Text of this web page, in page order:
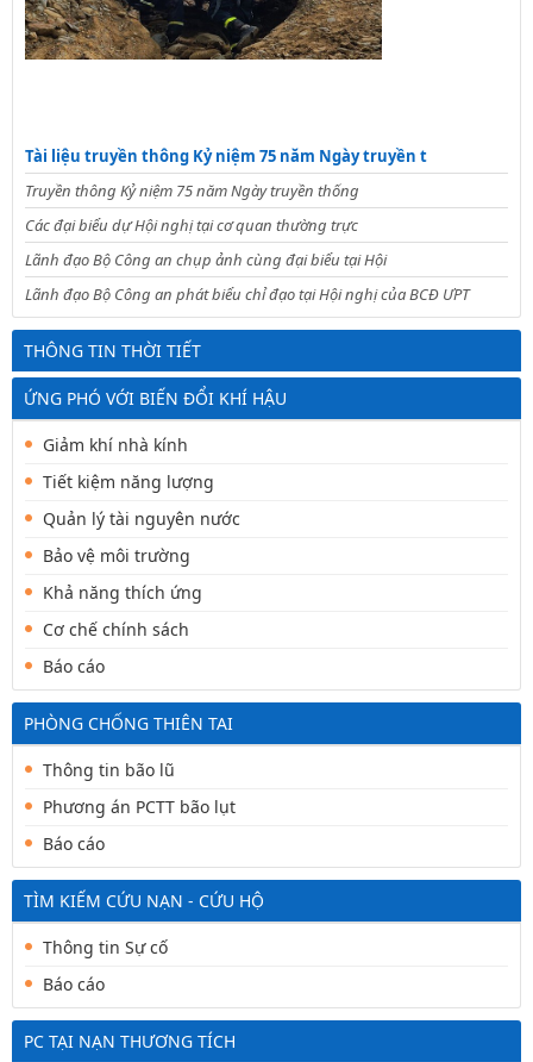
Tài liệu truyền thông Kỷ niệm 75 năm Ngày truyền t
Truyền thông Kỷ niệm 75 năm Ngày truyền thống
Các đại biểu dự Hội nghị tại cơ quan thường trực
Lãnh đạo Bộ Công an chụp ảnh cùng đại biểu tại Hội
Lãnh đạo Bộ Công an phát biểu chỉ đạo tại Hội nghị của BCĐ ƯPT
THÔNG TIN THỜI TIẾT
ỨNG PHÓ VỚI BIẾN ĐỔI KHÍ HẬU
Giảm khí nhà kính
Tiết kiệm năng lượng
Quản lý tài nguyên nước
Bảo vệ môi trường
Khả năng thích ứng
Cơ chế chính sách
Báo cáo
PHÒNG CHỐNG THIÊN TAI
Thông tin bão lũ
Phương án PCTT bão lụt
Báo cáo
TÌM KIẾM CỨU NẠN - CỨU HỘ
Thông tin Sự cố
Báo cáo
PC TẠI NẠN THƯƠNG TÍCH